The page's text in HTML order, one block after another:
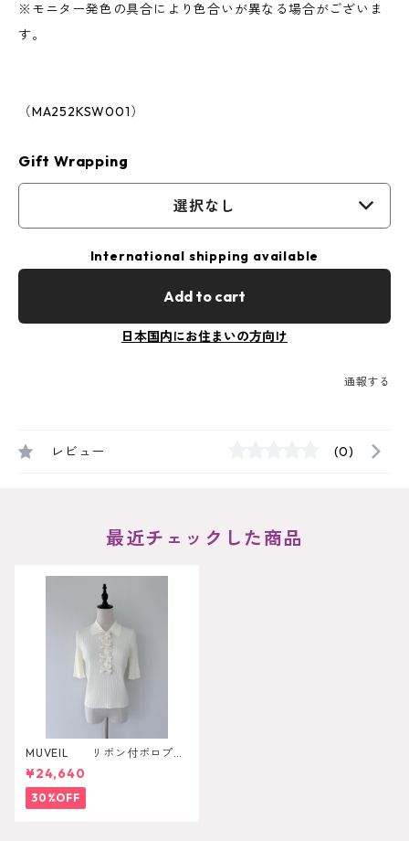
※モニター発色の具合により色合いが異なる場合がございま
す。
（MA252KSW001）
Gift Wrapping
選択なし
International shipping available
Add to cart
日本国内にお住まいの方向け
通報する
レビュー (0)
最近チェックした商品
MUVEIL リボン付ポロプル
オーバー
¥24,640
30%OFF